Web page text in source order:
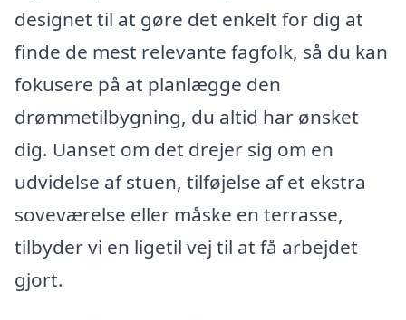
designet til at gøre det enkelt for dig at
finde de mest relevante fagfolk, så du kan
fokusere på at planlægge den
drømmetilbygning, du altid har ønsket
dig. Uanset om det drejer sig om en
udvidelse af stuen, tilføjelse af et ekstra
soveværelse eller måske en terrasse,
tilbyder vi en ligetil vej til at få arbejdet
gjort.